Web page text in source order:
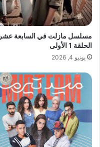
مسلسل مازلت في السابعة عشر
الحلقة 1 الأولى
يونيو 4, 2026